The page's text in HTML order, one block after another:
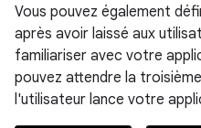
Vous pouvez également
après avoir laissé aux
familiariser avec votre
pouvez attendre la
l'utilisateur lance votre